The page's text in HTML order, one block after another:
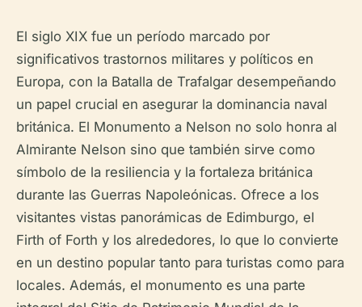
El siglo XIX fue un período marcado por
significativos trastornos militares y políticos en
Europa, con la Batalla de Trafalgar desempeñando
un papel crucial en asegurar la dominancia naval
británica. El Monumento a Nelson no solo honra al
Almirante Nelson sino que también sirve como
símbolo de la resiliencia y la fortaleza británica
durante las Guerras Napoleónicas. Ofrece a los
visitantes vistas panorámicas de Edimburgo, el
Firth of Forth y los alrededores, lo que lo convierte
en un destino popular tanto para turistas como para
locales. Además, el monumento es una parte